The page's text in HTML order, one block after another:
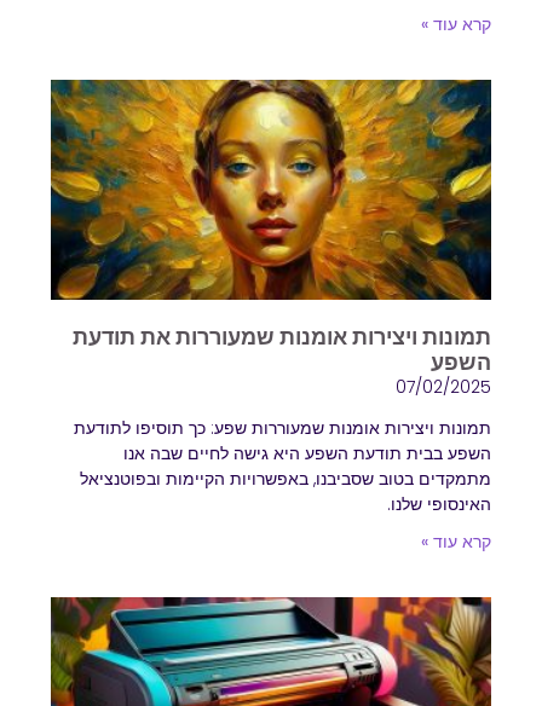
קרא עוד »
תמונות ויצירות אומנות שמעוררות את תודעת
השפע
07/02/2025
תמונות ויצירות אומנות שמעוררות שפע: כך תוסיפו לתודעת
השפע בבית תודעת השפע היא גישה לחיים שבה אנו
מתמקדים בטוב שסביבנו, באפשרויות הקיימות ובפוטנציאל
האינסופי שלנו.
קרא עוד »